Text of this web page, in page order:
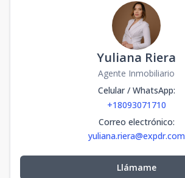
Yuliana Riera
Agente Inmobiliario
Celular / WhatsApp:
+18093071710
Correo electrónico:
yuliana.riera@expdr.com
Llámame